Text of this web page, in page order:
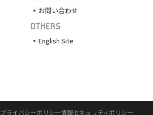
お問い合わせ
OTHERS
English Site
プライバシーポリシー情報セキュリティポリシー